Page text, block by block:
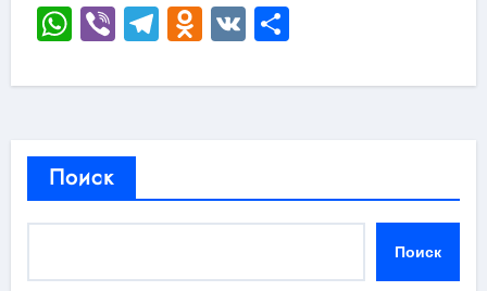
WhatsApp
ViberTelegram
Odnoklassniki
VKОтправить
Поиск
Поиск